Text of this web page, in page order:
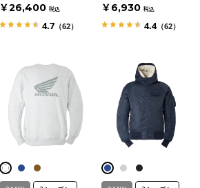
￥26,400 税込
4.7 （62）
￥6,930 税込
4.4（62）